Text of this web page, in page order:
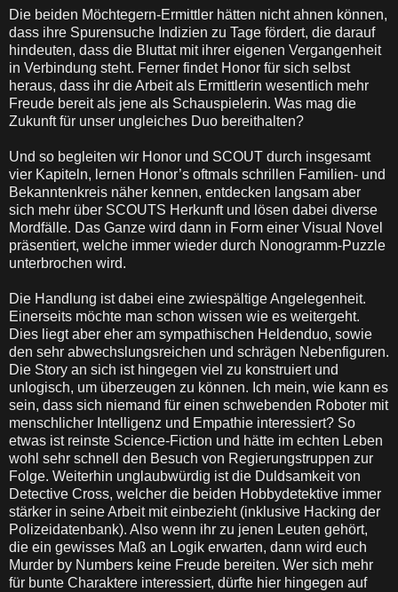
Die beiden Möchtegern-Ermittler hätten nicht ahnen können,
dass ihre Spurensuche Indizien zu Tage fördert, die darauf
hindeuten, dass die Bluttat mit ihrer eigenen Vergangenheit
in Verbindung steht. Ferner findet Honor für sich selbst
heraus, dass ihr die Arbeit als Ermittlerin wesentlich mehr
Freude bereit als jene als Schauspielerin. Was mag die
Zukunft für unser ungleiches Duo bereithalten?
Und so begleiten wir Honor und SCOUT durch insgesamt
vier Kapiteln, lernen Honor’s oftmals schrillen Familien- und
Bekanntenkreis näher kennen, entdecken langsam aber
sich mehr über SCOUTS Herkunft und lösen dabei diverse
Mordfälle. Das Ganze wird dann in Form einer Visual Novel
präsentiert, welche immer wieder durch Nonogramm-Puzzle
unterbrochen wird.
Die Handlung ist dabei eine zwiespältige Angelegenheit.
Einerseits möchte man schon wissen wie es weitergeht.
Dies liegt aber eher am sympathischen Heldenduo, sowie
den sehr abwechslungsreichen und schrägen Nebenfiguren.
Die Story an sich ist hingegen viel zu konstruiert und
unlogisch, um überzeugen zu können. Ich mein, wie kann es
sein, dass sich niemand für einen schwebenden Roboter mit
menschlicher Intelligenz und Empathie interessiert? So
etwas ist reinste Science-Fiction und hätte im echten Leben
wohl sehr schnell den Besuch von Regierungstruppen zur
Folge. Weiterhin unglaubwürdig ist die Duldsamkeit von
Detective Cross, welcher die beiden Hobbydetektive immer
stärker in seine Arbeit mit einbezieht (inklusive Hacking der
Polizeidatenbank). Also wenn ihr zu jenen Leuten gehört,
die ein gewisses Maß an Logik erwarten, dann wird euch
Murder by Numbers keine Freude bereiten. Wer sich mehr
für bunte Charaktere interessiert, dürfte hier hingegen auf